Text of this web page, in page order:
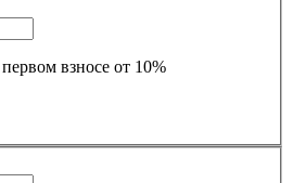
взносе от 10%